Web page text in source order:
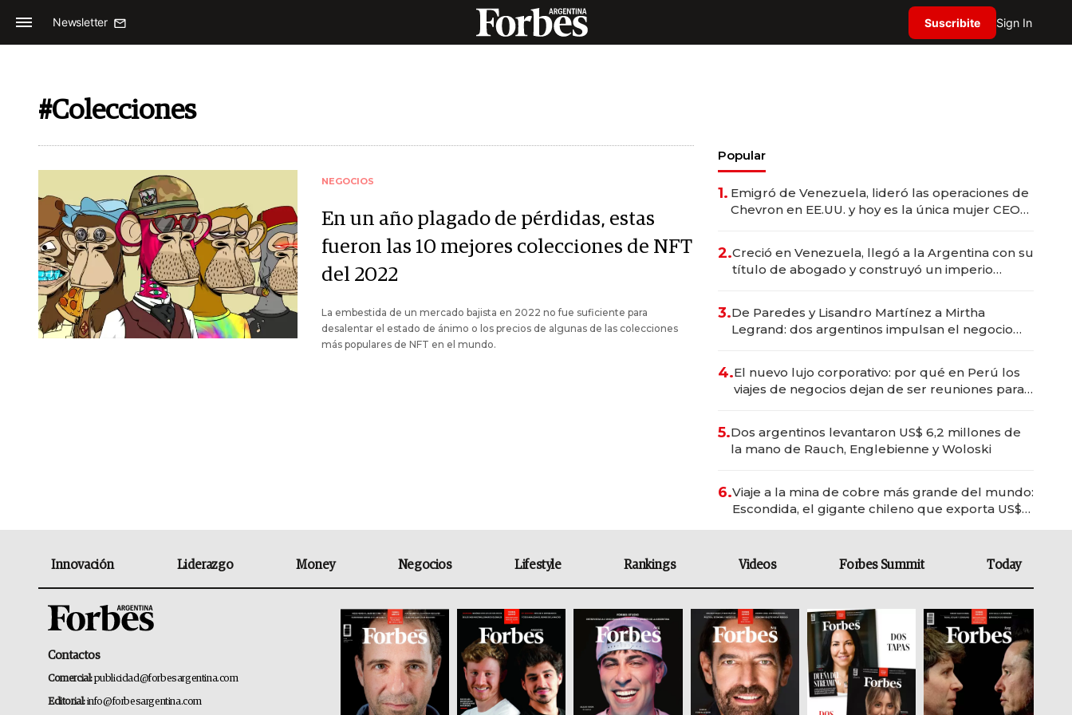
Newsletter Suscribite Sign In
#Colecciones
NEGOCIOS
En un año plagado de pérdidas, estas
fueron las 10 mejores colecciones de NFT
del 2022
La embestida de un mercado bajista en 2022 no fue suficiente para
desalentar el estado de ánimo o los precios de algunas de las colecciones
más populares de NFT en el mundo.
Popular
1. Emigró de Venezuela, lideró las operaciones de
Chevron en EE.UU. y hoy es la única mujer CEO
2.Creció en Venezuela, llegó a la Argentina con su
título de abogado y construyó un imperio
3.De Paredes y Lisandro Martínez a Mirtha
Legrand: dos argentinos impulsan el negocio
4.El nuevo lujo corporativo: por qué en Perú los
viajes de negocios dejan de ser reuniones para
5.Dos argentinos levantaron US$ 6,2 millones de
la mano de Rauch, Englebienne y Woloski
6.Viaje a la mina de cobre más grande del mundo:
Escondida, el gigante chileno que exporta US$
Innovación Liderazgo Money Negocios Lifestyle Rankings Videos Forbes Summit Today
Contactos
Comercial:publicidad@forbesargentina.com
Editorial:info@forbesargentina.com